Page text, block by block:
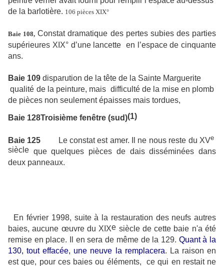
de la barlotière. 106 pièces XIX°
Baie 108, Constat dramatique des pertes subies des parties
supérieures XIX° d’une lancette en l’espace de cinquante
ans.
Baie 109 disparution de la tête de la Sainte Marguerite
qualité de la peinture, mais difficulté de la mise en plomb
de pièces non seulement épaisses mais tordues,
Baie 128Troisième fenêtre (sud)(1)
Baie 125 Le constat est amer. Il ne nous reste du XVe
siècle que quelques pièces de dais disséminées dans
deux panneaux.
En février 1998, suite à la restauration des neufs autres
baies, aucune œuvre du XIXe siècle de cette baie n'a été
remise en place. Il en sera de même de la 129. Quant à la
130, tout effacée, une neuve la remplacera. La raison en
est que, pour ces baies ou éléments,
ce qui en restait ne